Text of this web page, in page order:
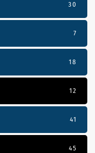
30
7
18
12
41
45